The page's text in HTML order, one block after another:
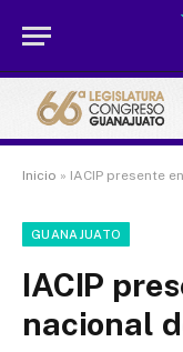
Inicio » IACIP presente
GUANAJUATO
IACIP
nacional